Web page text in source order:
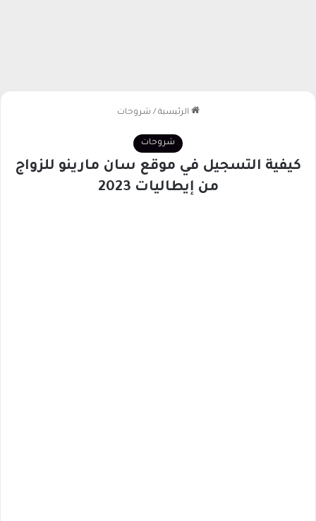
الرئيسية / شروحات
شروحات
كيفية التسجيل في موقع سان مارينو للزواج
من إيطاليات 2023